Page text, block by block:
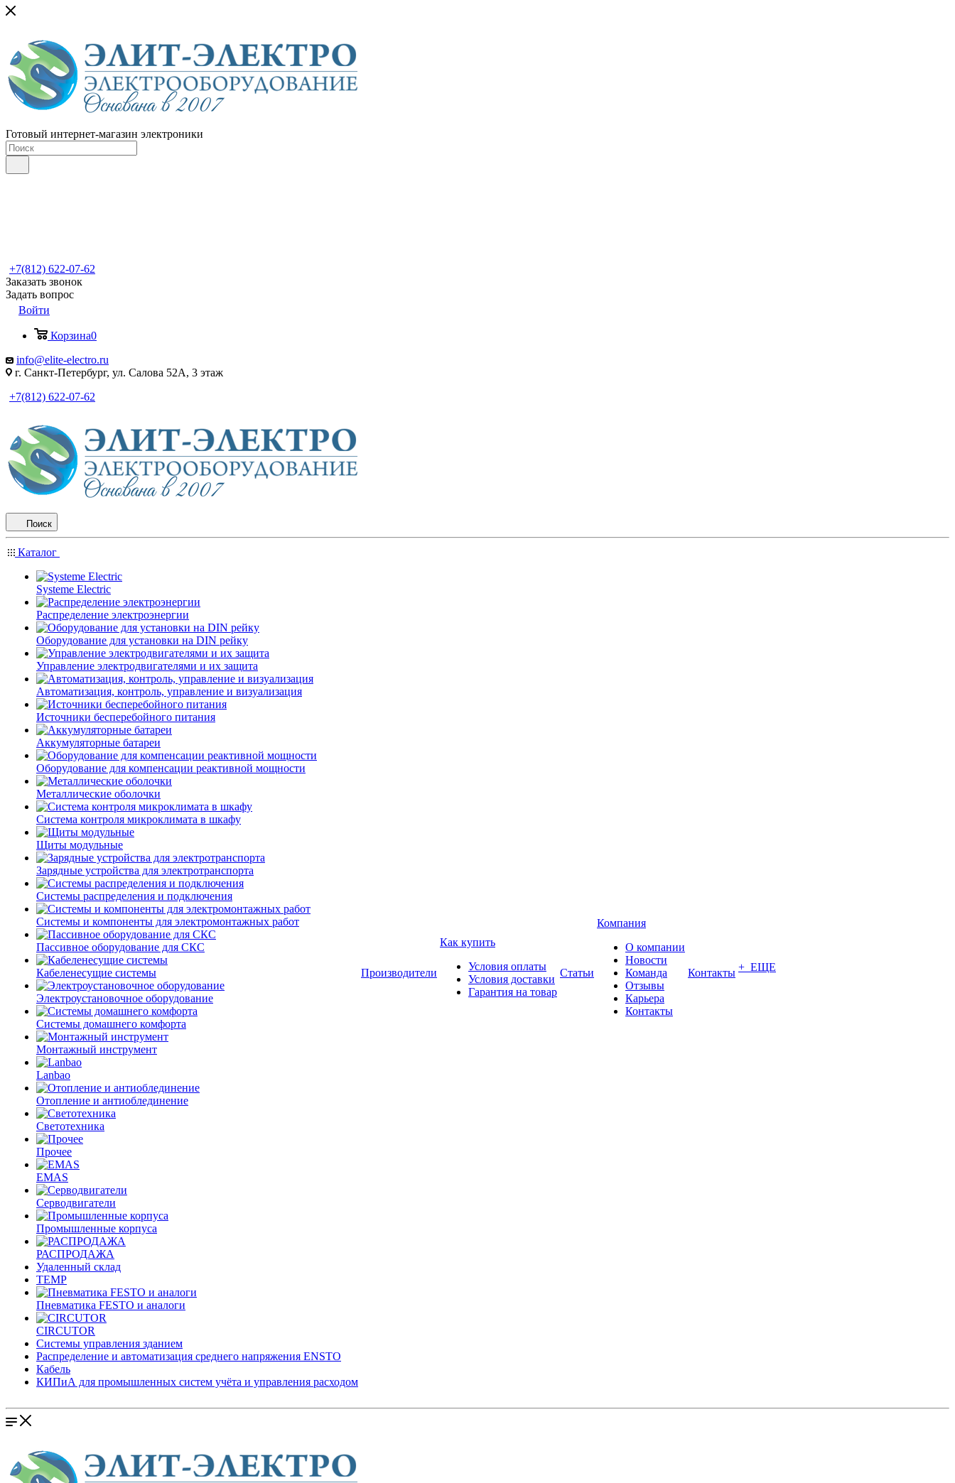
Готовый интернет-магазин электроники
+7(812) 622-07-62
Заказать звонок
Задать вопрос
Войти
Корзина0
info@elite-electro.ru
г. Санкт-Петербург, ул. Салова 52А, 3 этаж
+7(812) 622-07-62
Поиск
Каталог
Systeme Electric
Распределение электроэнергии
Оборудование для установки на DIN рейку
Управление электродвигателями и их защита
Автоматизация, контроль, управление и визуализация
Источники бесперебойного питания
Аккумуляторные батареи
Оборудование для компенсации реактивной мощности
Металлические оболочки
Система контроля микроклимата в шкафу
Щиты модульные
Зарядные устройства для электротранспорта
Системы распределения и подключения
Системы и компоненты для электромонтажных работ
Пассивное оборудование для СКС
Кабеленесущие системы
Электроустановочное оборудование
Системы домашнего комфорта
Монтажный инструмент
Lanbao
Отопление и антиоблединение
Светотехника
Прочее
EMAS
Cерводвигатели
Промышленные корпуса
РАСПРОДАЖА
Удаленный склад
TEMP
Пневматика FESTO и аналоги
CIRCUTOR
Системы управления зданием
Распределение и автоматизация среднего напряжения ENSTO
Кабель
КИПиА для промышленных систем учёта и управления расходом
Производители
Как купить
Условия оплаты
Условия доставки
Гарантия на товар
Статьи
Компания
О компании
Новости
Команда
Отзывы
Карьера
Контакты
Контакты + ЕЩЕ